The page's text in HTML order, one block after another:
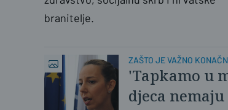
branitelje.
ZAŠTO JE VAŽNO
'Tapkamo u
djeca